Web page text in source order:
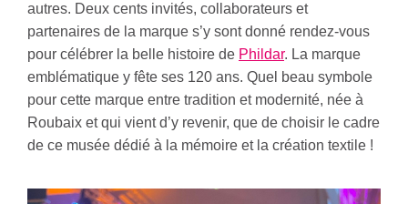
autres. Deux cents invités, collaborateurs et
partenaires de la marque s’y sont donné rendez-vous
pour célébrer la belle histoire de Phildar. La marque
emblématique y fête ses 120 ans. Quel beau symbole
pour cette marque entre tradition et modernité, née à
Roubaix et qui vient d’y revenir, que de choisir le cadre
de ce musée dédié à la mémoire et la création textile !